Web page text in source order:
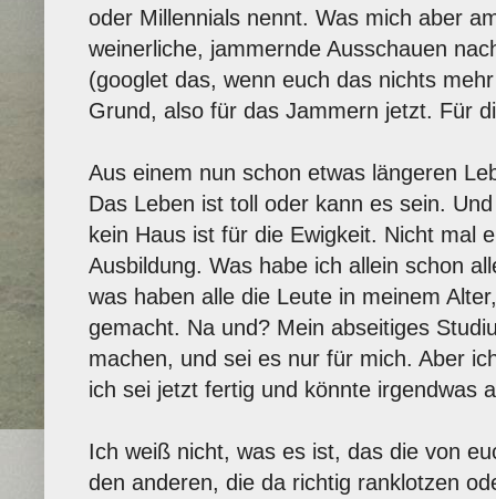
oder Millennials nennt. Was mich aber
weinerliche, jammernde Ausschauen
(googlet das, wenn euch das nichts
Grund, also für das Jammern jetzt. Für
Aus einem nun schon etwas längeren
Das Leben ist toll oder kann es sein.
kein Haus ist für die Ewigkeit. Nicht mal
Ausbildung. Was habe ich allein schon
was haben alle die Leute in meinem
gemacht. Na und? Mein abseitiges
machen, und sei es nur für mich. Aber
ich sei jetzt fertig und könnte irgendwas
Ich weiß nicht, was es ist, das die von
den anderen, die da richtig ranklotzen